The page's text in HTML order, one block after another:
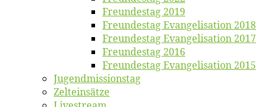
Freun­des­tag 2019
Freun­des­tag Evan­ge­li­sa­ti­on 2018
Freun­des­tag Evan­ge­li­sa­ti­on 2017
Freun­des­tag 2016
Freun­des­tag Evan­ge­li­sa­ti­on 2015
Jugend­mis­sions­tag
Zelt­ein­sät­ze